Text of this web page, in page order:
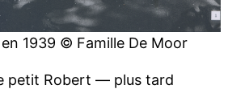
1939 © Famille De Moor
petit Robert — plus tard